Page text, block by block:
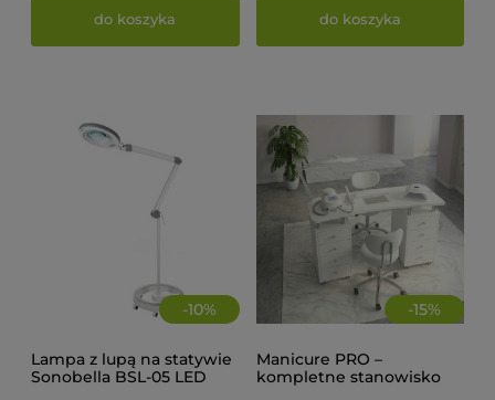
do koszyka do koszyka
-10%
Lampa z lupą na statywie
Sonobella BSL-05 LED
-15%
Manicure PRO –
kompletne stanowisko